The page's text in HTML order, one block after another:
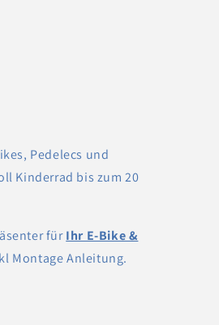
Pedelecs und
Kinderrad bis zum 20
fürIhr E-Bike &
Montage Anleitung.